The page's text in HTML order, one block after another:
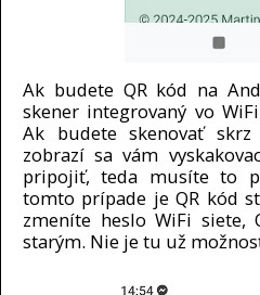
Ak budete QR kód na
skener integrovaný vo
Ak budete skenovať
zobrazí sa vám
pripojiť, teda musíte to
tomto prípade je QR kód
zmeníte heslo WiFi
starým. Nie je tu už